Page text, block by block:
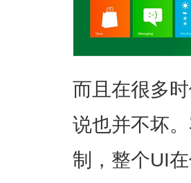
而且在很多
说也并不坏
制，整个UI